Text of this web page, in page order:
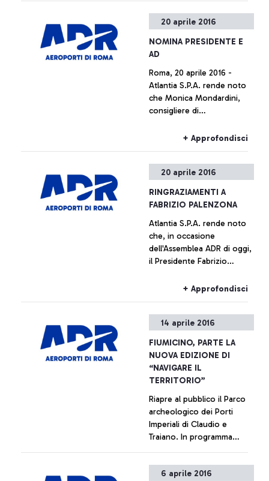
viaggio dei passeggeri
+ Approfondisci
20 aprile 2016
NOMINA PRESIDENTE E
AD
Roma, 20 aprile 2016 -
Atlantia S.P.A. rende noto
che Monica Mondardini,
consigliere di
società, è stata nominata
odierna dell'azienda
ferme restando le sue
attuali cariche nel gruppo
CIR. Il Consiglio di
Amministrazione di
subito dopo l'Assemblea, ha
nominato amministratore
delegato Ugo de Carolis,
amministratore delegato di
Telepass dal 2008.
+ Approfondisci
20 aprile 2016
RINGRAZIAMENTI A
FABRIZIO PALENZONA
Atlantia S.P.A. rende noto
che, in occasione
dell'Assemblea ADR di oggi,
il Presidente Fabrizio
mandato di Presidente di
profonda gratitudine al
fondamentale ruolo svolto
fino alla sua fusione con
Atlantia avvenuta nel 2013,
in cui la sua figura è stata di
riferimento per l'azienda. Il
suo grande impegno e
professionalità hanno
permesso il superamento
+ Approfondisci
14 aprile 2016
FIUMICINO, PARTE LA
NUOVA EDIZIONE DI
“NAVIGARE IL
TERRITORIO”
Riapre al pubblico il Parco
archeologico dei Porti
Imperiali di Claudio e
Traiano. In programma
Leonardo da Vinci.
+ Approfondisci
6 aprile 2016